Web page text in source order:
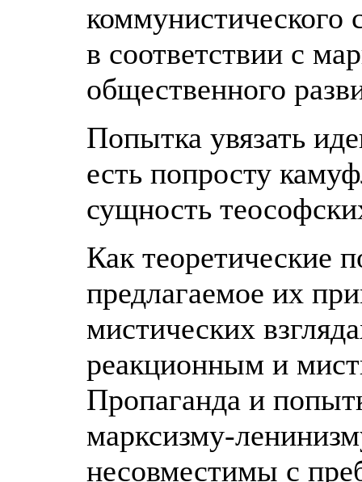
коммунистического
в соответствии с
общественного
Попытка увязать
есть попросту
сущность
Как теоретические
предлагаемое их
мистических
реакционным и
Пропаганда и
марксизму-
несовместимы с